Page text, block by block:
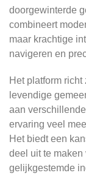
doorgewinterde
combineert
maar krachtige
navigeren en
Het platform
levendige
aan
ervaring veel
Het biedt een
deel uit te
gelijkgestemde